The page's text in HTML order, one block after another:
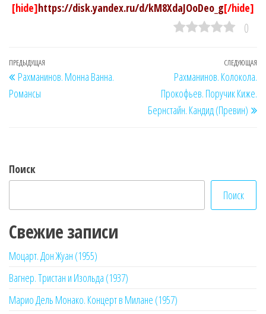
[hide]https://disk.yandex.ru/d/kM8XdaJOoDeo_g[/hide]
0
Навигация
по
записям
Предыдущая
запись
ПРЕДЫДУЩАЯ
Рахманинов. Монна Ванна.
Романсы
СЛЕДУЮЩАЯ
Рахманинов. Колокола.
Прокофьев. Поручик Киже.
Бернстайн. Кандид (Превин)
Поиск
Поиск
Свежие записи
Моцарт. Дон Жуан (1955)
Вагнер. Тристан и Изольда (1937)
Марио Дель Монако. Концерт в Милане (1957)